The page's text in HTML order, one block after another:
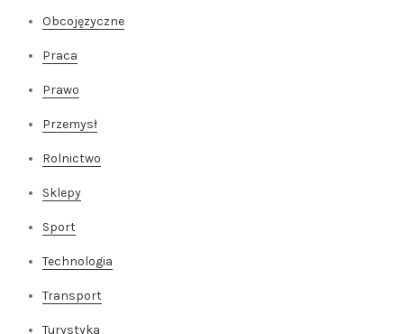
Obcojęzyczne
Praca
Prawo
Przemysł
Rolnictwo
Sklepy
Sport
Technologia
Transport
Turystyka